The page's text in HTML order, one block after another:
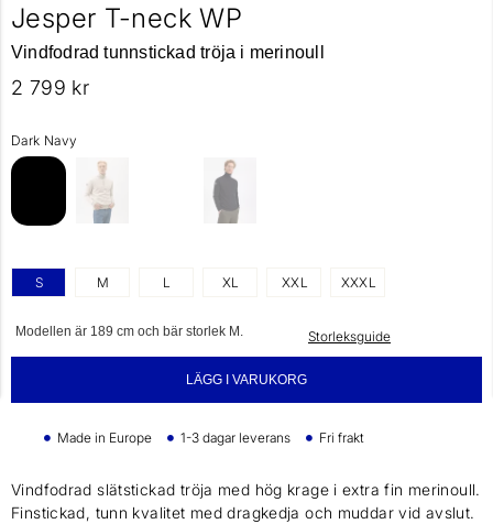
Jesper T-neck WP
Vindfodrad tunnstickad tröja i merinoull
2 799 kr
Dark Navy
S M L XL XXL XXXL
Storleksguide
Modellen är 189 cm och bär storlek M.
LÄGG I VARUKORG
Made in Europe 1-3 dagar leverans Fri frakt
Vindfodrad slätstickad tröja med hög krage i extra fin merinoull.
Finstickad, tunn kvalitet med dragkedja och muddar vid avslut.